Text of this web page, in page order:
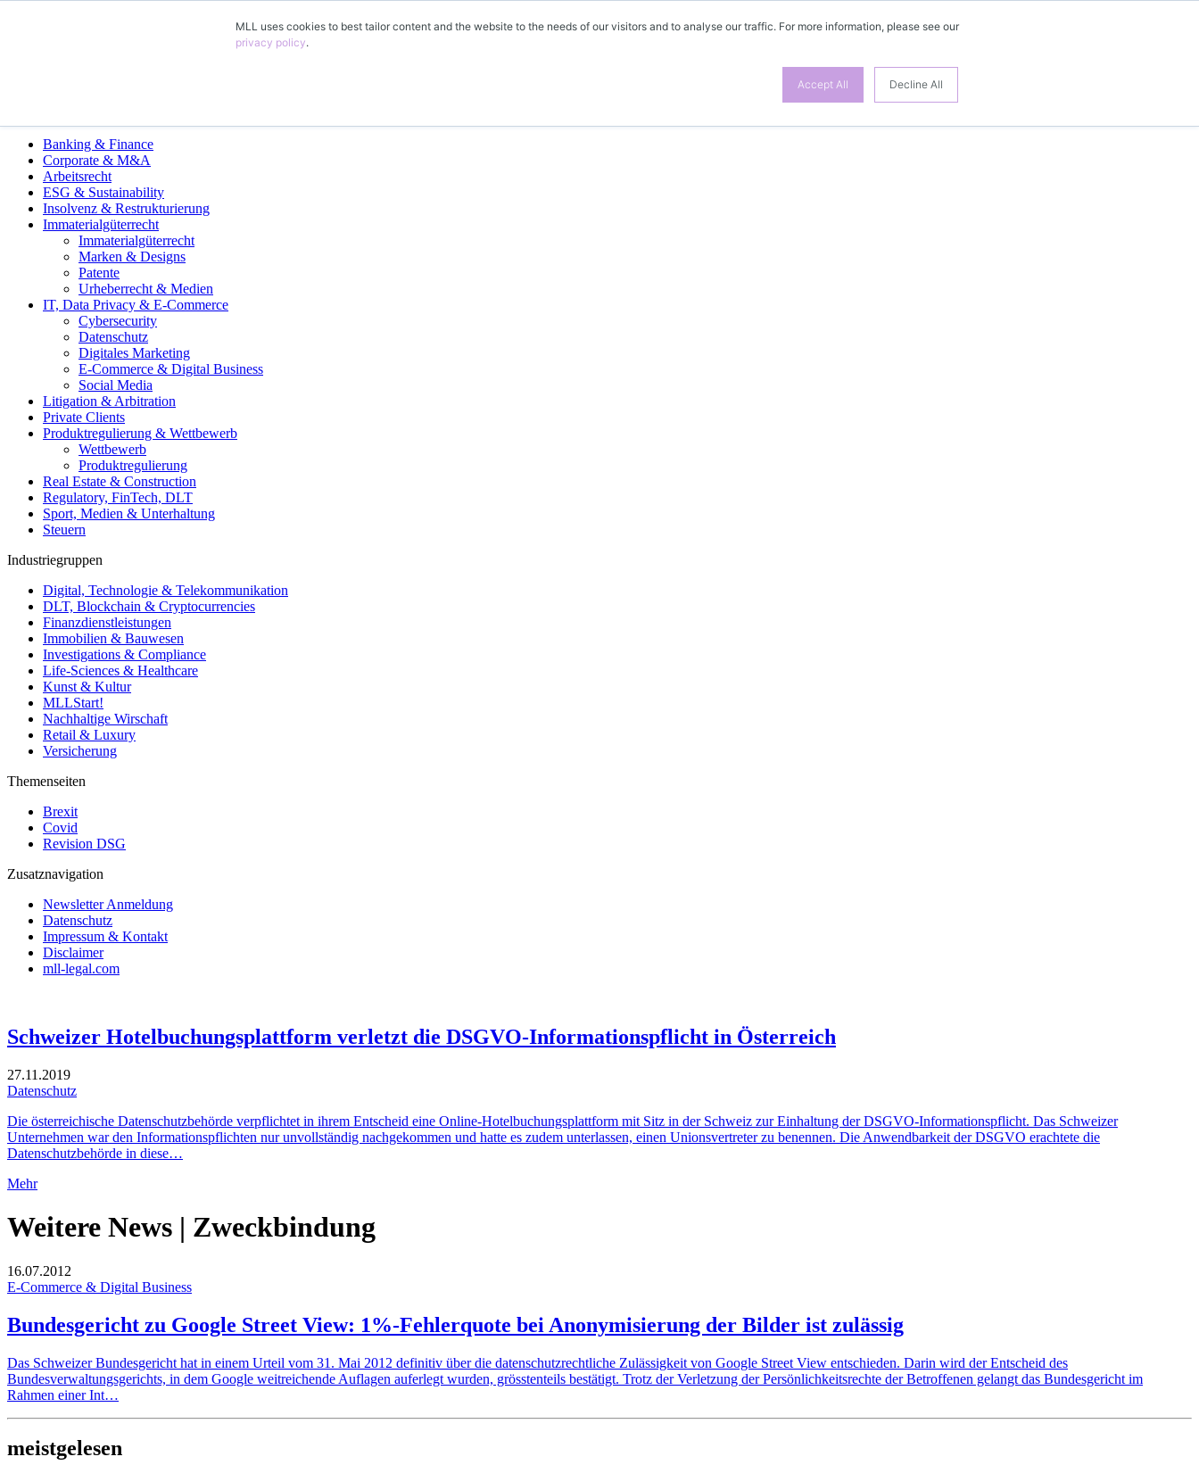
MLL uses cookies to best tailor content and the website to the needs of our visitors and to analyse our traffic. For more information, please see our
privacy policy.
Accept All Decline All
Banking & Finance
Corporate & M&A
Arbeitsrecht
ESG & Sustainability
Insolvenz & Restrukturierung
Immaterialgüterrecht
Immaterialgüterrecht
Marken & Designs
Patente
Urheberrecht & Medien
IT, Data Privacy & E-Commerce
Cybersecurity
Datenschutz
Digitales Marketing
E-Commerce & Digital Business
Social Media
Litigation & Arbitration
Private Clients
Produktregulierung & Wettbewerb
Wettbewerb
Produktregulierung
Real Estate & Construction
Regulatory, FinTech, DLT
Sport, Medien & Unterhaltung
Steuern
Industriegruppen
Digital, Technologie & Telekommunikation
DLT, Blockchain & Cryptocurrencies
Finanzdienstleistungen
Immobilien & Bauwesen
Investigations & Compliance
Life-Sciences & Healthcare
Kunst & Kultur
MLLStart!
Nachhaltige Wirschaft
Retail & Luxury
Versicherung
Themenseiten
Brexit
Covid
Revision DSG
Zusatznavigation
Newsletter Anmeldung
Datenschutz
Impressum & Kontakt
Disclaimer
mll-legal.com
Schweizer Hotelbuchungsplattform verletzt die DSGVO-Informationspflicht in Österreich
27.11.2019
Datenschutz
Die österreichische Datenschutzbehörde verpflichtet in ihrem Entscheid eine Online-Hotelbuchungsplattform mit Sitz in der Schweiz zur Einhaltung der DSGVO-Informationspflicht. Das Schweizer
Unternehmen war den Informationspflichten nur unvollständig nachgekommen und hatte es zudem unterlassen, einen Unionsvertreter zu benennen. Die Anwendbarkeit der DSGVO erachtete die
Datenschutzbehörde in diese…
Mehr
Weitere News | Zweckbindung
16.07.2012
E-Commerce & Digital Business
Bundesgericht zu Google Street View: 1%-Fehlerquote bei Anonymisierung der Bilder ist zulässig
Das Schweizer Bundesgericht hat in einem Urteil vom 31. Mai 2012 definitiv über die datenschutzrechtliche Zulässigkeit von Google Street View entschieden. Darin wird der Entscheid des
Bundesverwaltungsgerichts, in dem Google weitreichende Auflagen auferlegt wurden, grösstenteils bestätigt. Trotz der Verletzung der Persönlichkeitsrechte der Betroffenen gelangt das Bundesgericht im
Rahmen einer Int…
meistgelesen